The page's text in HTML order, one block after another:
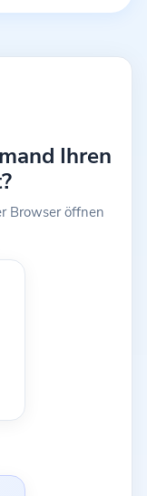
Ihren
Browser öffnen